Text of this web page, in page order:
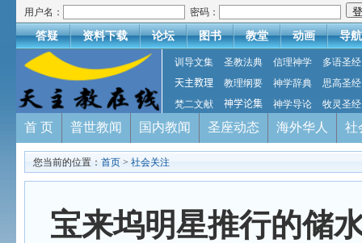
用户名： 密码：
答疑 资料下载 论坛 图书 教堂 动画 导航
训导文集 圣教法典 信理神学
多语圣经
天主教理
教理纲要 神学辞典
思高圣经
梵二文献
神学论集 神学导论 牧灵圣经
首 页 普世教闻 国内教闻 圣座动态 海外华人 社
您当前的位置： 首页 > 社会关注
宝来坞明星推行的储